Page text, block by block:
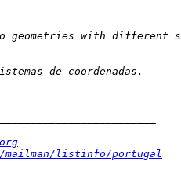
listinfo/portugal